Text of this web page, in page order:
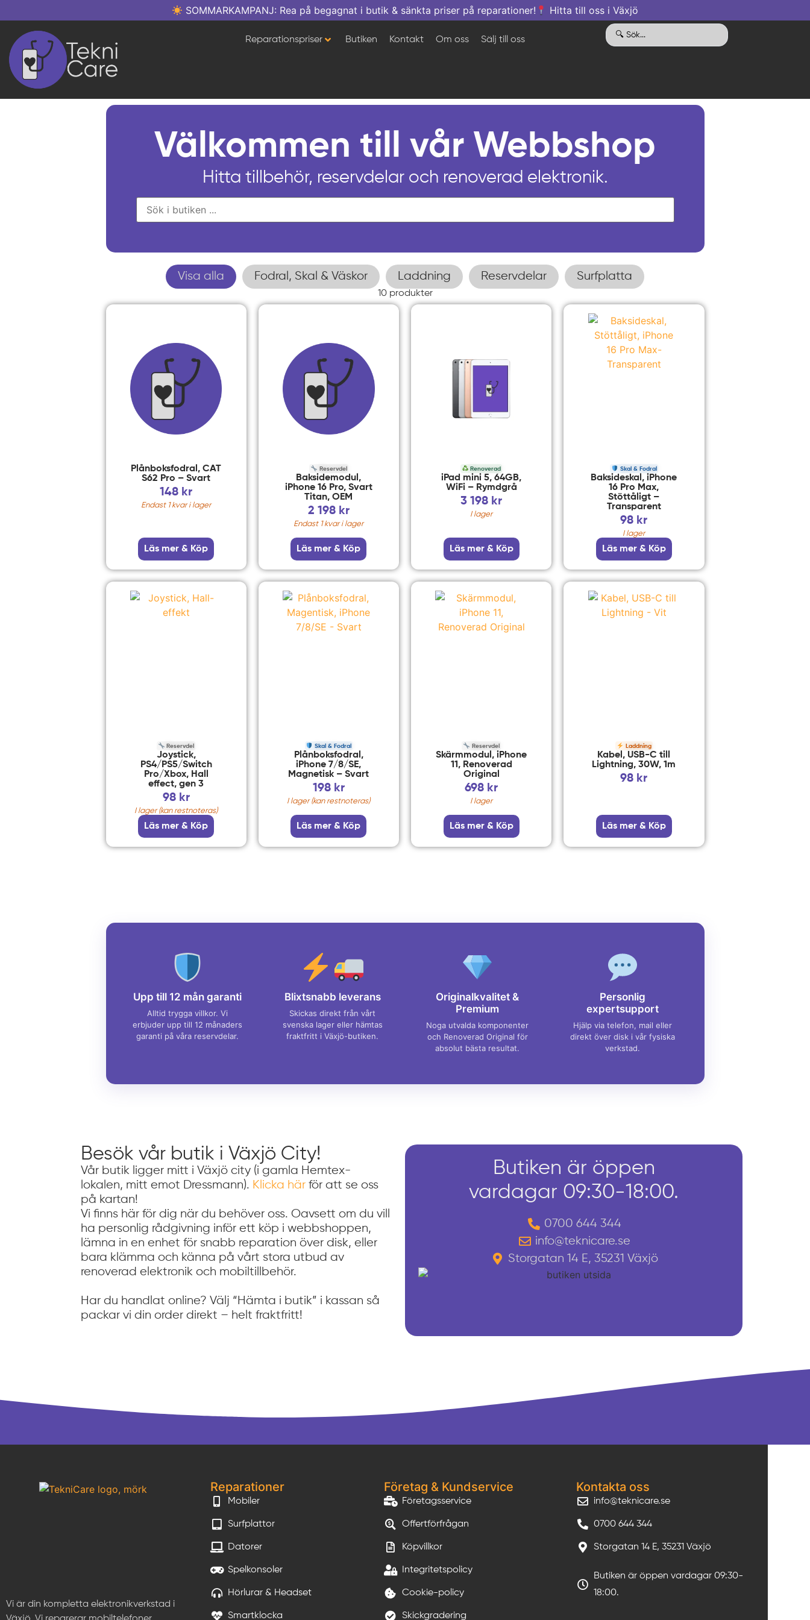
SOMMARKAMPANJ: Rea på begagnat i butik & sänkta priser på reparationer! Hitta till oss i Växjö
Reparationspriser Butiken Kontakt Om oss Sälj till oss
Välkommen till vår Webbshop
Hitta tillbehör, reservdelar och renoverad elektronik.
Visa alla Fodral, Skal & Väskor Laddning Reservdelar Surfplatta
10produkter
Plånboksfodral, CAT
S62 Pro – Svart
148 kr
Endast 1 kvar i lager
Läs mer & Köp
Reservdel
Baksidemodul,
iPhone 16 Pro, Svart
Titan, OEM
2 198 kr
Endast 1 kvar i lager
Läs mer & Köp
Renoverad
iPad mini 5, 64GB,
WiFi – Rymdgrå
3 198 kr
I lager
Läs mer & Köp
Skal & Fodral
Baksideskal, iPhone
16 Pro Max,
Stöttåligt –
Transparent
98 kr
I lager
Läs mer & Köp
Reservdel
Joystick,
PS4/PS5/Switch
Pro/Xbox, Hall
effect, gen 3
98 kr
I lager (kan restnoteras)
Läs mer & Köp
Skal & Fodral
Plånboksfodral,
iPhone 7/8/SE,
Magnetisk – Svart
198 kr
I lager (kan restnoteras)
Läs mer & Köp
Reservdel
Skärmmodul, iPhone
11, Renoverad
Original
698 kr
I lager
Läs mer & Köp
Laddning
Kabel, USB-C till
Lightning, 30W, 1m
98 kr
Läs mer & Köp
Upp till 12 mån garanti
Alltid trygga villkor. Vi
erbjuder upp till 12 månaders
garanti på våra reservdelar.
Blixtsnabb leverans
Skickas direkt från vårt
svenska lager eller hämtas
fraktfritt i Växjö-butiken.
Originalkvalitet &
Premium
Noga utvalda komponenter
och Renoverad Original för
absolut bästa resultat.
Personlig
expertsupport
Hjälp via telefon, mail eller
direkt över disk i vår fysiska
verkstad.
Besök vår butik i Växjö City!
Vår butik ligger mitt i Växjö city (i gamla Hemtex-
lokalen, mitt emot Dressmann). Klicka här för att se oss
på kartan!
Vi finns här för dig när du behöver oss. Oavsett om du vill
ha personlig rådgivning inför ett köp i webbshoppen,
lämna in en enhet för snabb reparation över disk, eller
bara klämma och känna på vårt stora utbud av
renoverad elektronik och mobiltillbehör.
Har du handlat online? Välj “Hämta i butik” i kassan så
packar vi din order direkt – helt fraktfritt!
Butiken är öppen
vardagar 09:30-18:00.
0700 644 344
info@teknicare.se
Storgatan 14 E, 35231 Växjö
Vi är din kompletta elektronikverkstad i
Reparationer
Mobiler
Surfplattor
Datorer
Spelkonsoler
Hörlurar & Headset
Smartklocka
Företag & Kundservice
Företagsservice
Offertförfrågan
Köpvillkor
Integritetspolicy
Cookie-policy
Skickgradering
Kontakta oss
info@teknicare.se
0700 644 344
Storgatan 14 E, 35231 Växjö
Butiken är öppen vardagar 09:30-
18:00.